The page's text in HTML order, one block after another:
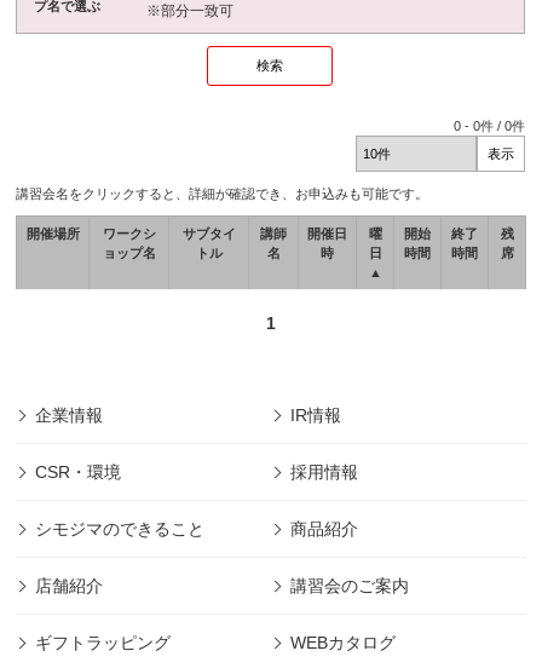
プ名で選ぶ
※部分一致可
0 -0件 /0件
講習会名をクリックすると、詳細が確認でき、お申込みも可能です。
開催場所
ワークシ
ョップ名
サブタイ
トル
講師
名
開催日
時
曜
日
▲
開始
時間
終了
時間
残
席
1
企業情報 IR情報
CSR・環境 採用情報
シモジマのできること 商品紹介
店舗紹介 講習会のご案内
ギフトラッピング WEBカタログ